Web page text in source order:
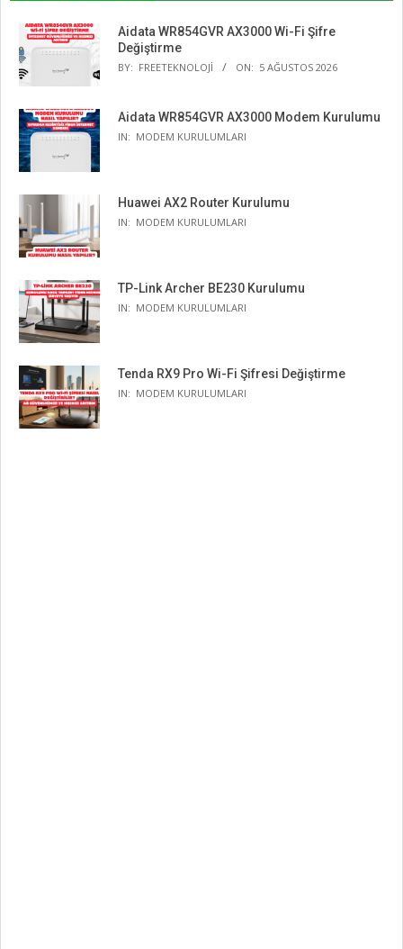
Aidata WR854GVR AX3000 Wi-Fi Şifre
Değiştirme
BY: FREETEKNOLOJI ON: 5 AĞUSTOS 2026
Aidata WR854GVR AX3000 Modem Kurulumu
IN: MODEM KURULUMLARI
Huawei AX2 Router Kurulumu
IN: MODEM KURULUMLARI
TP-Link Archer BE230 Kurulumu
IN: MODEM KURULUMLARI
Tenda RX9 Pro Wi-Fi Şifresi Değiştirme
IN: MODEM KURULUMLARI